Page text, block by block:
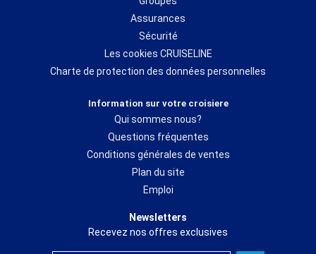
Assurances
Sécurité
Les cookies CRUISELINE
Charte de protection des données personnelles
Information sur votre croisiere
Qui sommes nous?
Questions fréquentes
Conditions générales de ventes
Plan du site
Emploi
Newsletters
Recevez nos offres exclusives